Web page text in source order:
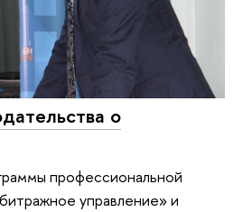
о
профессиональной
управление» и